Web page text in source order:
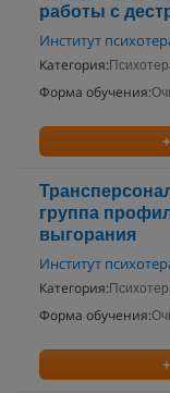
работы с
Институт
Категория:
Форма обучения:
группа
выгорания
Институт
Категория:
Форма обучения: